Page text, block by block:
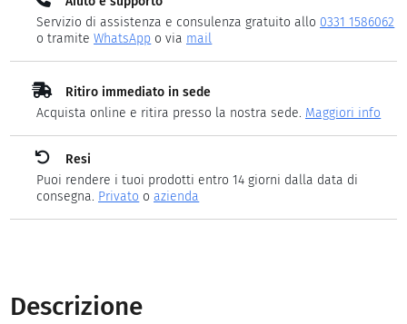
Servizio di assistenza e consulenza gratuito allo 0331 1586062
o tramiteWhatsApp o via mail
Ritiro immediato in sede
Acquista online e ritira presso la nostra sede. Maggiori info
Resi
Puoi rendere i tuoi prodotti entro 14 giorni dalla data di
consegna. Privato oazienda
Descrizione